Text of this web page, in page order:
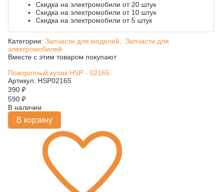
Скидка на электромобили от 20 штук
Скидка на электромобили от 10 штук
Скидка на электромобили от 5 штук
Категории: Запчасти для моделей,
Запчасти для
электромобилей
Вместе с этим товаром покупают
Поворотный кулак HSP - 02165
Артикул: HSP02165
390 ₽
590 ₽
В наличии
В корзину